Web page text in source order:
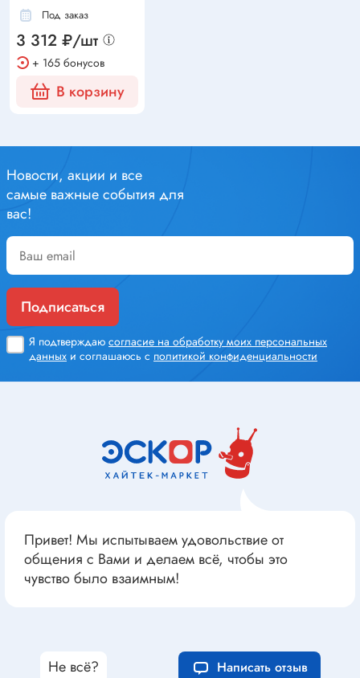
Под заказ
3 312 ₽/шт
+ 165 бонусов
В корзину
Новости, акции и все
самые важные события для
вас!
Подписаться
Я подтверждаю согласие на обработку моих персональных
данных и соглашаюсь с политикой конфиденциальности
Привет! Мы испытываем удовольствие от
общения с Вами и делаем всё, чтобы это
чувство было взаимным!
Не всё? Написать отзыв